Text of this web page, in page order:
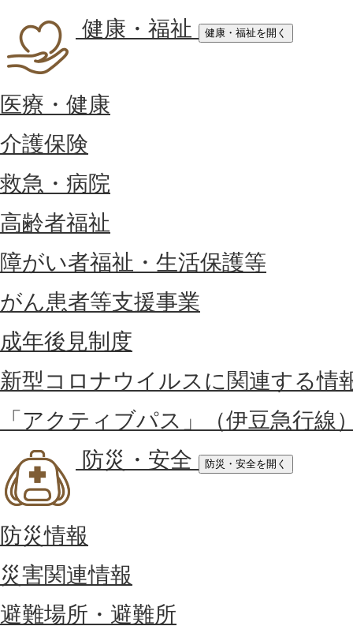
健康・福祉
健康・福祉を開く
医療・健康
介護保険
救急・病院
高齢者福祉
障がい者福祉・生活保護等
がん患者等支援事業
成年後見制度
新型コロナウイルスに関連する情
「アクティブパス」（伊豆急行線
防災・安全
防災・安全を開く
防災情報
災害関連情報
避難場所・避難所